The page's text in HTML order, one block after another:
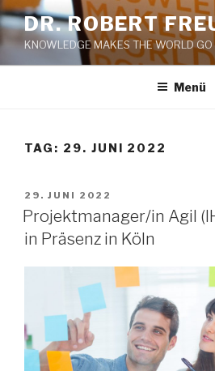
Zum
Inhalt
springen
DR. ROBERT
KNOWLEDGE MAKES THE WORLD GO
Menü
TAG: 29. JUNI 2022
VERÖFFENTLICHT
AM
29. JUNI 2022
Projektmanager/in Agil
in Präsenz in Köln